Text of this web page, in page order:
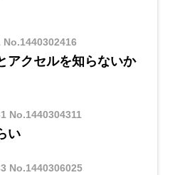
No.1440302416
アクセルを知らないか
No.1440304311
い
No.1440306025